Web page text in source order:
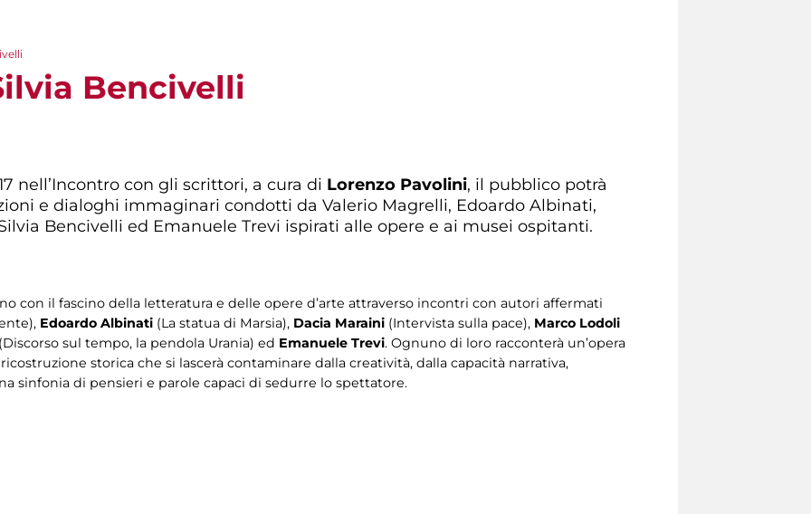
Bencivelli
nell’Incontro con gli scrittori, a cura di Lorenzo Pavolini, il pubblico potrà
e dialoghi immaginari condotti da Valerio Magrelli, Edoardo Albinati,
Bencivelli ed Emanuele Trevi ispirati alle opere e ai musei ospitanti.
con il fascino della letteratura e delle opere d’arte attraverso incontri con autori affermati
Edoardo Albinati (La statua di Marsia), Dacia Maraini (Intervista sulla pace), Marco Lodoli
(Discorso sul tempo, la pendola Urania) ed Emanuele Trevi. Ognuno di loro racconterà un’opera
storica che si lascerà contaminare dalla creatività, dalla capacità narrativa,
sinfonia di pensieri e parole capaci di sedurre lo spettatore.